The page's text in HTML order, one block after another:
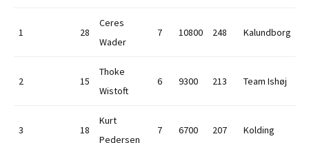
1 28
Ceres
Wader
7 10800 248 Kalundborg
2 15
Thoke
Wistoft
6 9300 213 Team Ishøj
3 18
Kurt
Pedersen
7 6700 207 Kolding